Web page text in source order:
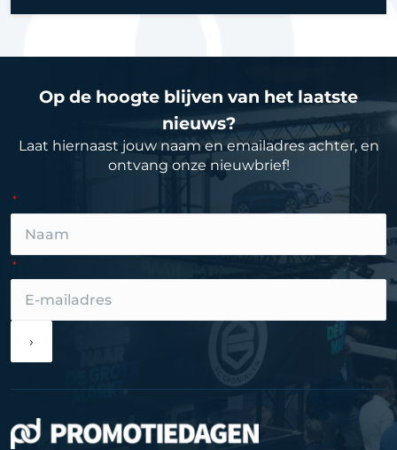
Op de hoogte blijven van het laatste
nieuws?
Laat hiernaast jouw naam en emailadres achter, en
ontvang onze nieuwbrief!
›